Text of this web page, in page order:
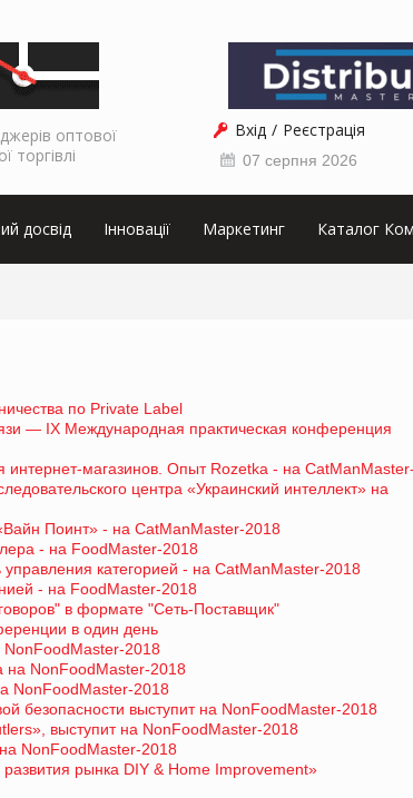
оптової
торгівлі
Вхід Реєстрація
07 серпня 2026
досвід Інновації Маркетинг Каталог
по Private Label
— IX Международная практическая конференция
магазинов. Опыт Rozetka - на
центра «Украинский интеллект» на
Поинт» - на CatManMaster-2018
- на FoodMaster-2018
категорией - на CatManMaster-2018
- на FoodMaster-2018
в формате "Сеть-Поставщик"
в один день
2018
NonFoodMaster-2018
NonFoodMaster-2018
безопасности выступит на NonFoodMaster-2018
выступит на NonFoodMaster-2018
NonFoodMaster-2018
рынка DIY & Home Improvement»